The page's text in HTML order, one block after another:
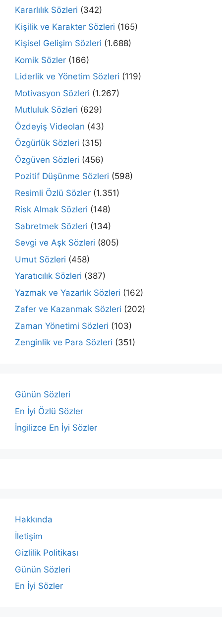
Kararlılık Sözleri (342)
Kişilik ve Karakter Sözleri (165)
Kişisel Gelişim Sözleri (1.688)
Komik Sözler (166)
Liderlik ve Yönetim Sözleri (119)
Motivasyon Sözleri (1.267)
Mutluluk Sözleri (629)
Özdeyiş Videoları (43)
Özgürlük Sözleri (315)
Özgüven Sözleri (456)
Pozitif Düşünme Sözleri (598)
Resimli Özlü Sözler (1.351)
Risk Almak Sözleri (148)
Sabretmek Sözleri (134)
Sevgi ve Aşk Sözleri (805)
Umut Sözleri (458)
Yaratıcılık Sözleri (387)
Yazmak ve Yazarlık Sözleri (162)
Zafer ve Kazanmak Sözleri (202)
Zaman Yönetimi Sözleri (103)
Zenginlik ve Para Sözleri (351)
Günün Sözleri
En İyi Özlü Sözler
İngilizce En İyi Sözler
Hakkında
İletişim
Gizlilik Politikası
Günün Sözleri
En İyi Sözler